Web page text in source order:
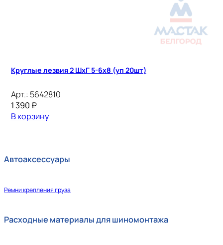
Автоаксессуары
Ремни крепления груза
Расходные материалы для шиномонтажа
Круглые лезвия 2 ШхГ 5-6х8 (уп 20шт)
Арт.: 5642810
1 390 ₽
В корзину